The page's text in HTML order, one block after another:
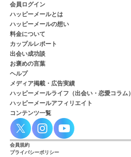
会員ログイン
ハッピーメールとは
ハッピーメールの想い
料金について
カップルレポート
出会い成功談
お褒めの言葉
ヘルプ
メディア掲載・広告実績
ハッピーメールライフ（出会い・恋愛コラム）
ハッピーメールアフィリエイト
コンテンツ一覧
会員規約
プライバシーポリシー